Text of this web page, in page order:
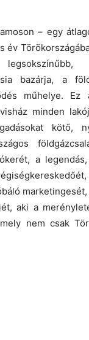
– egy
év
bazárja, a
műhelye. Ez
minden
kötő,
a
aki a
nem csak